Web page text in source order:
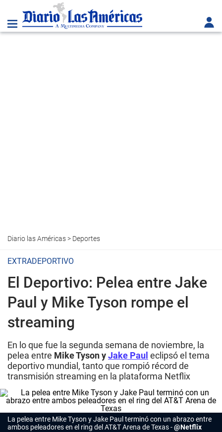
Diario las Américas> Deportes
EXTRADEPORTIVO
El Deportivo: Pelea entre Jake
Paul y Mike Tyson rompe el
streaming
En lo que fue la segunda semana de noviembre, la
pelea entre Mike Tyson yJake Paul eclipsó el tema
deportivo mundial, tanto que rompió récord de
transmisión streaming en la plataforma Netflix
La pelea entre Mike Tyson y Jake Paul terminó con un abrazo entre
ambos peleadores en el ring del AT&T Arena de Texas
@Netflix